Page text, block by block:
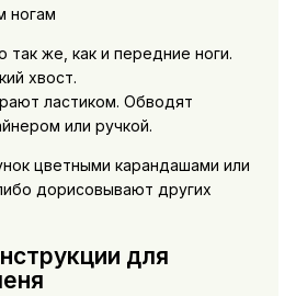
ногам
так же, как и передние ноги.
хвост.
ластиком. Обводят
или ручкой.
цветными карандашами или
дорисовывают других
для